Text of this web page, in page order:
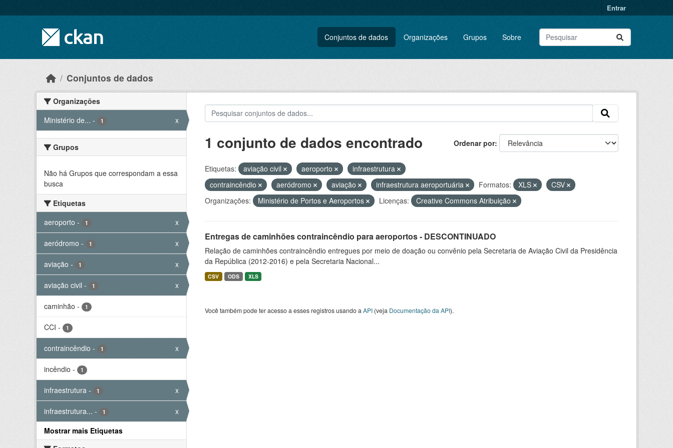
Entrar
Conjuntos de dados Organizações Grupos Sobre
Conjuntos de dados
Organizações
Ministério de... - 1 x
Grupos
Não há Grupos que correspondam a essa
busca
Etiquetas
aeroporto - 1 x
aeródromo - 1 x
aviação - 1 x
aviação civil - 1 x
caminhão - 1
CCI - 1
contraincêndio - 1 x
incêndio - 1
infraestrutura - 1 x
infraestrutura... - 1
x
Mostrar mais Etiquetas
Ordenar por
1 conjunto de dados encontrado
Etiquetas: aviação civil aeroporto
infraestrutura
contraincêndio
aeródromo aviação infraestrutura aeroportuária Formatos: XLS
CSV
Organizações:
Ministério de Portos e Aeroportos Licenças: Creative Commons Atribuição
Entregas de caminhões contraincêndio para aeroportos - DESCONTINUADO
Relação de caminhões contraincêndio entregues por meio de doação ou convênio pela Secretaria de Aviação Civil da Presidência
da República (2012-2016) e pela Secretaria Nacional...
CSV ODS XLS
Você também pode ter acesso a esses registros usando a API(veja Documentação da API).